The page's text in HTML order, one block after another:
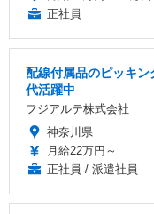
正社員
配線付属品のピッキ
代活躍中
フジアルテ株式会社
神奈川県
月給22万円～
正社員 / 派遣社員